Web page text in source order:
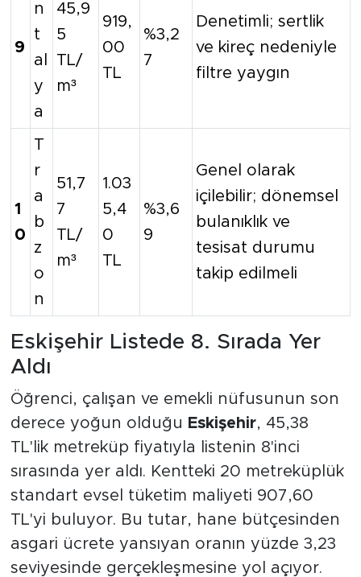
9
n
t
al
y
a
45,9
5
TL/
m³
919,
00
TL
%3,2
7
Denetimli; sertlik
ve kireç nedeniyle
filtre yaygın
1
0
T
r
a
b
z
o
n
51,7
7
TL/
m³
1.03
5,4
0
TL
%3,6
9
Genel olarak
içilebilir; dönemsel
bulanıklık ve
tesisat durumu
takip edilmeli
Eskişehir Listede 8. Sırada Yer
Aldı
Öğrenci, çalışan ve emekli nüfusunun son
derece yoğun olduğu Eskişehir, 45,38
TL'lik metreküp fiyatıyla listenin 8'inci
sırasında yer aldı. Kentteki 20 metreküplük
standart evsel tüketim maliyeti 907,60
TL'yi buluyor. Bu tutar, hane bütçesinden
asgari ücrete yansıyan oranın yüzde 3,23
seviyesinde gerçekleşmesine yol açıyor.